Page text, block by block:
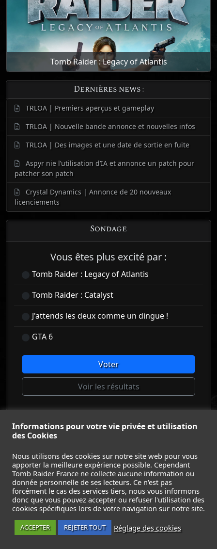
Tomb Raider : Legacy of Atlantis
Dernières news :
TRLOA | Premiers aperçus et gameplay
TRLOA | Nouvelle bande annonce et nouvelles infos
TRLOA | Des images et une date de sortie en fuite
Aspyr nie l’utilisation d’IA et annonce un patch pour
patcher son patch
Crystal Dynamics | Annonce de 20 nouveaux
licenciements
Sondage
Vous êtes plus excité par :
Tomb Raider : Legacy of Atlantis
Tomb Raider : Catalyst
J'attends les deux comme un dingue !
GTA 6
Voter
Voir les résultats
Informations pour votre vie privée et utilisation
des Cookies
Nous utilisons des cookies sur notre site web pour vous
apporter la meilleure expérience possible. Cependant
Tomb Raider France ne collecte aucune information ou
donnée personnelle de ses lecteurs. Ce n'est pas
forcément le cas des services tiers, nous vous informons
donc que vous pouvez accepter ou refuser l'utilisation des
cookies spécifiques lors de votre navigation sur notre site.
ACCEPTER REJETER TOUT Réglage des cookies
© Tomb Raider France 2008 - 2026
Square Enix Ltd.
ACCUEIL- TOMB RAIDER- LEGACY OF ATLANTIS
CATALYST - LARA CROFT- FILMS - CONTACT-
MENTIONS LÉGALES / CGU-
Suivez nous sur les réseaux :